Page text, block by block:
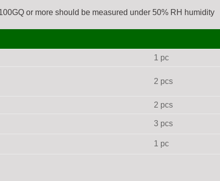
or more should be measured under 50% RH humidity
1 pc
2 pcs
2 pcs
3 pcs
1 pc